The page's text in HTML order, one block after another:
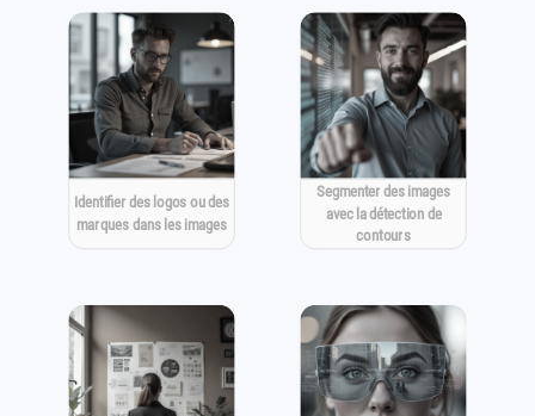
Identifier des logos ou des
marques dans les images
Segmenter des images
avec la détection de
contours